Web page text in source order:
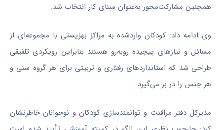
همچنین مشارکت‌محور به‌عنوان مبنای کار انتخاب شد.
وی ادامه داد: کودکان واردشده به مراکز بهزیستی با مجموعه‌ای از
مسائل و نیازهای پیچیده روبه‌رو هستند بنابراین رویکردی تلفیقی
طراحی شد که استانداردهای رفتاری و تربیتی برای هر گروه سنی و
هر جنس را در بر می‌گیرد.
مدیرکل دفتر مراقبت و توانمندسازی کودکان و نوجوانان خاطرنشان